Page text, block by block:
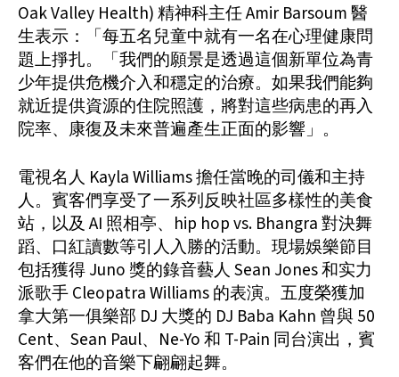
Oak Valley Health) 精神科主任 Amir Barsoum 醫
生表示：「每五名兒童中就有一名在心理健康問
題上掙扎。「我們的願景是透過這個新單位為青
少年提供危機介入和穩定的治療。如果我們能夠
就近提供資源的住院照護，將對這些病患的再入
院率、康復及未來普遍產生正面的影響」。
電視名人 Kayla Williams 擔任當晚的司儀和主持
人。賓客們享受了一系列反映社區多樣性的美食
站，以及 AI 照相亭、hip hop vs. Bhangra 對決舞
蹈、口紅讀數等引人入勝的活動。現場娛樂節目
包括獲得 Juno 獎的錄音藝人 Sean Jones 和实力
派歌手 Cleopatra Williams 的表演。五度榮獲加
拿大第一俱樂部 DJ 大獎的 DJ Baba Kahn 曾與 50
Cent、Sean Paul、Ne-Yo 和 T-Pain 同台演出，賓
客們在他的音樂下翩翩起舞。